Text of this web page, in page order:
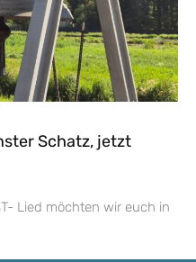
Schatz, jetzt
Lied möchten wir euch in